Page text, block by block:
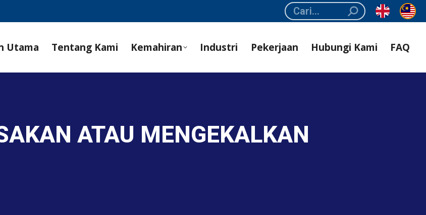
Search:
Utama Tentang Kami Kemahiran Industri Pekerjaan Hubungi Kami FAQ
ATAU MENGEKALKAN